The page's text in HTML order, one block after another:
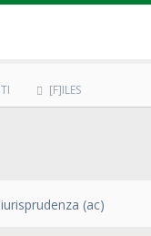
[F]ILES
(ac)